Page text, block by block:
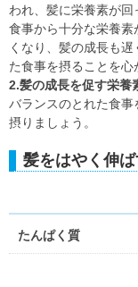
われ、髪に栄養素が回
食事から十分な栄養
くなり、髪の成長も
た食事を摂ることを心
2.髪の成長を促す栄養
バランスのとれた食
摂りましょう。
髪をはやく伸
たんぱく質